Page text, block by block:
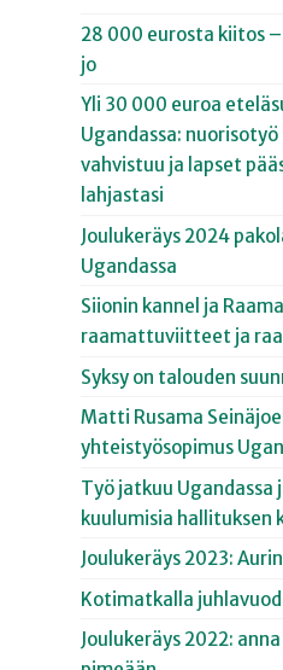
28 000 eurosta kiitos
jo
Yli 30 000 euroa
Ugandassa: nuorisotyö
vahvistuu ja lapset
lahjastasi
Joulukeräys 2024
Ugandassa
Siionin kannel ja
raamattuviitteet ja
Syksy on talouden
Matti Rusama
yhteistyösopimus
Työ jatkuu Ugandassa
kuulumisia hallituksen
Joulukeräys 2023:
Kotimatkalla
Joulukeräys 2022: